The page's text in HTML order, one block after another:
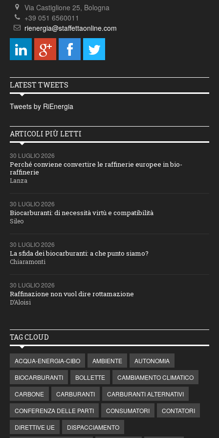
Via Castiglione 25, Bologna
+39 051 6560011
rienergia@staffettaonline.com
LATEST TWEETS
Tweets by RiEnergia
ARTICOLI PIÙ LETTI
30 LUGLIO 2026
Perché conviene convertire le raffinerie europee in bio-
raffinerie
Lanza
30 LUGLIO 2026
Biocarburanti: di necessità virtù e compatibilità
Sileo
30 LUGLIO 2026
La sfida dei biocarburanti: a che punto siamo?
Chiaramonti
30 LUGLIO 2026
Raffinazione non vuol dire rottamazione
D’Aloisi
TAG CLOUD
ACQUA-ENERGIA-CIBO AMBIENTE
AUTONOMIA
BIOCARBURANTI
BOLLETTE
CAMBIAMENTO CLIMATICO
CARBONE
CARBURANTI
CARBURANTI ALTERNATIVI
CONFERENZA DELLE PARTI
CONSUMATORI
CONTATORI
DIRETTIVE UE
DISPACCIAMENTO